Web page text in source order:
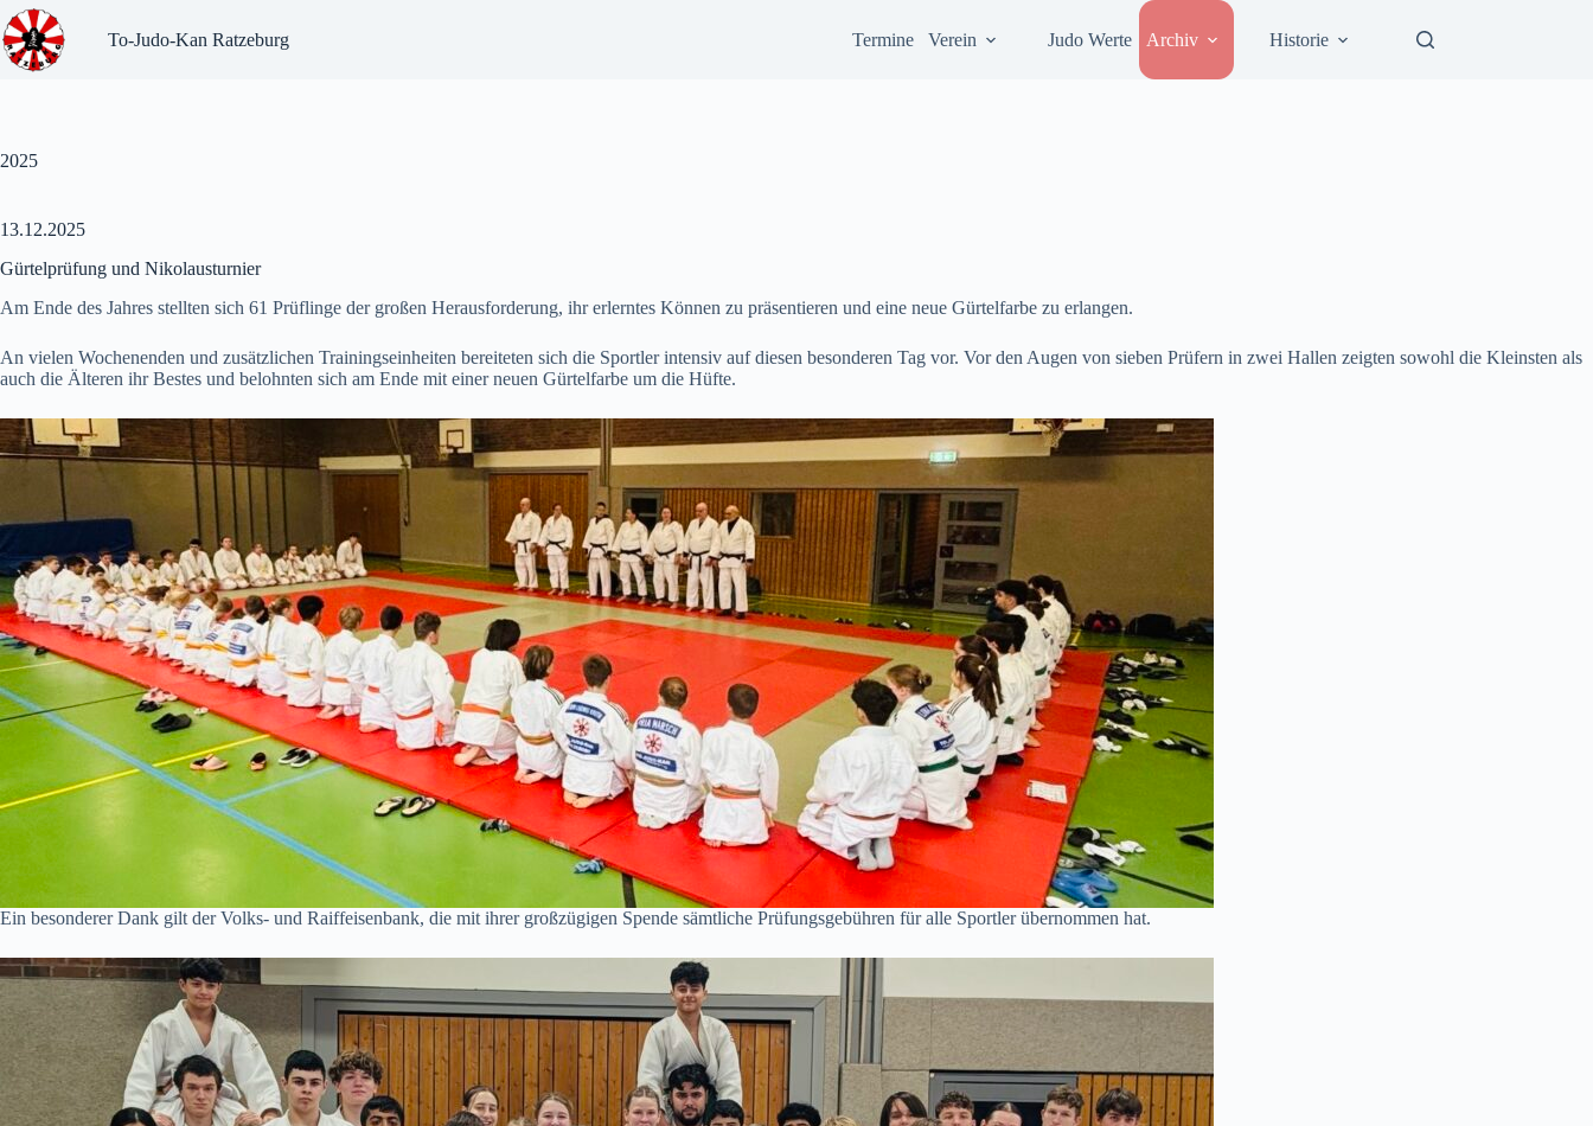
Zum
Inhalt
springen
To-Judo-Kan Ratzeburg Termine Verein Judo Werte Archiv Historie
2025
13.12.2025
Gürtelprüfung und Nikolausturnier
Am Ende des Jahres stellten sich 61 Prüflinge der großen Herausforderung, ihr erlerntes Können zu präsentieren und eine neue Gürtelfarbe zu erlangen.
An vielen Wochenenden und zusätzlichen Trainingseinheiten bereiteten sich die Sportler intensiv auf diesen besonderen Tag vor. Vor den Augen von sieben Prüfern in zwei Hallen zeigten sowohl die Kleinsten als
auch die Älteren ihr Bestes und belohnten sich am Ende mit einer neuen Gürtelfarbe um die Hüfte.
Ein besonderer Dank gilt der Volks- und Raiffeisenbank, die mit ihrer großzügigen Spende sämtliche Prüfungsgebühren für alle Sportler übernommen hat.